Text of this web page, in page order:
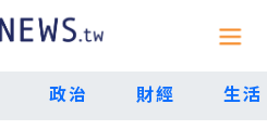
政治 財經 生活